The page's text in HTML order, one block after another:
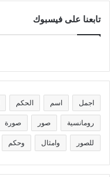
تابعنا على فيسبوك
اجمل اسم الحكم
رومانسية صور صورة
للصور وامثال وحكم